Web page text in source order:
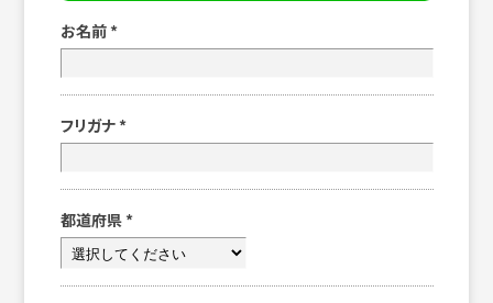
お名前 *
フリガナ *
都道府県 *